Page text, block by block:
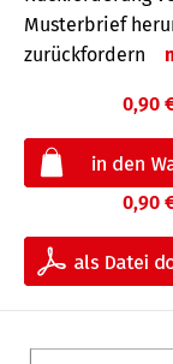
Musterbrief
zurückfordern
0,90
0,90